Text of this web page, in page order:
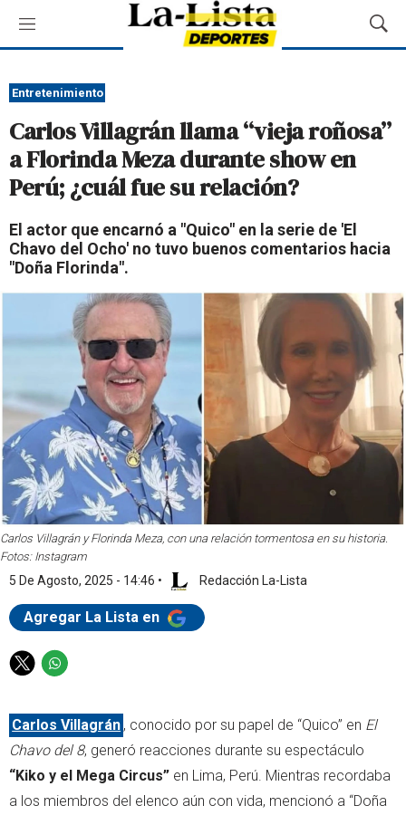
M
e
ú
M
o
a
r
u
e
a
Entretenimiento
Carlos Villagrán llama “vieja roñosa”
a Florinda Meza durante show en
Perú; ¿cuál fue su relación?
El actor que encarnó a "Quico" en la serie de 'El
Chavo del Ocho' no tuvo buenos comentarios hacia
"Doña Florinda".
Carlos Villagrán y Florinda Meza, con una relación tormentosa en su historia.
Fotos: Instagram
5 De Agosto, 2025 - 14:46 • Redacción La-Lista
Agregar La Lista en
T
i
t
t
e
r
W
a
t
s
p
p
Carlos Villagrán , conocido por su papel de “Quico” en El
Chavo del 8, generó reacciones durante su espectáculo
“Kiko y el Mega Circus” en Lima, Perú. Mientras recordaba
a los miembros del elenco aún con vida, mencionó a “Doña